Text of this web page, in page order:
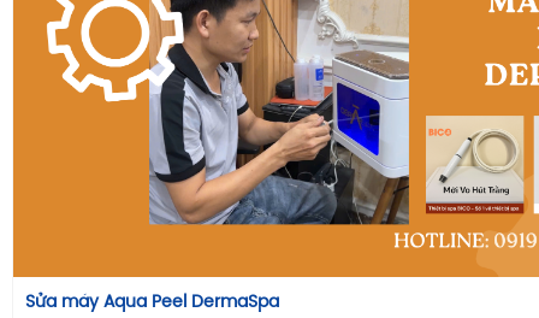
Sửa máy Aqua Peel DermaSpa